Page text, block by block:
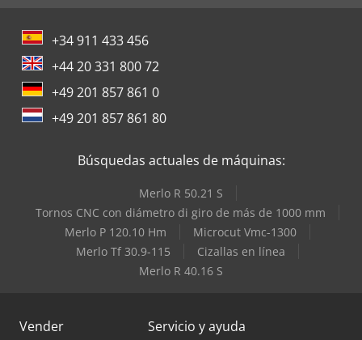
+34 911 433 456
+44 20 331 800 72
+49 201 857 861 0
+49 201 857 861 80
Búsquedas actuales de máquinas:
Merlo R 50.21 S
Tornos CNC con diámetro di giro de más de 1000 mm
Merlo P 120.10 Hm
Microcut Vmc-1300
Merlo Tf 30.9-115
Cizallas en línea
Merlo R 40.16 S
Vender Servicio y ayuda